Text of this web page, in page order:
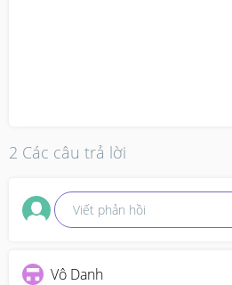
2 Các câu trả lời
Viết phản hồi
Vô Danh